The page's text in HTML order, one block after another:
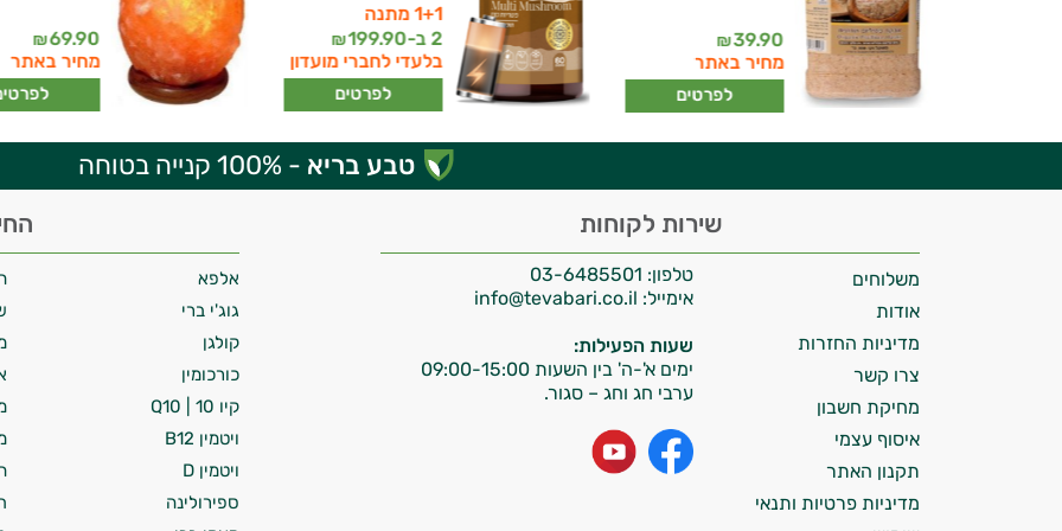
39.90
₪
מחיר באתר
לפרטים
1+1 מתנה
2 ב-
199.90
₪
בלעדי לחברי מועדון
לפרטים
69.90
₪
מחיר באתר
טבע בריא - 100% קנייה בטוחה
שירות לקוחות
טלפון: 03-6485501
אימייל:
שעות הפעילות:
ימים א'-ה' בין השעות 09:00-15:00
ערבי חג וחג – סגור.
משלוחים
אודות
מדיניות החזרות
צרו קשר
מחיקת חשבון
איסוף עצמי
תקנון האתר
מדיניות פרטיות ותנאי
אלפא
גוג'י ברי
קולגן
כורכומין
קיו 10 | Q10
ויטמין B12
ויטמין D
ספירולינה
יועץ בריאות אישי AI
התשובות שלי מבוססות על מאגרי מידע קליניים
וספרות מקצועית בתחומי הרפואה הטבעית
ותזונת הספורט.
אני כאן כדי לעזור לך להתאים את תוספי
התזונה ומוצרי הבריאות המדויקים למטרות
ולמצב הגופני שלך, ולהסביר לך אילו רכיבים
עובדים יחד כדי למקסם תוצאות גם בחיי היום